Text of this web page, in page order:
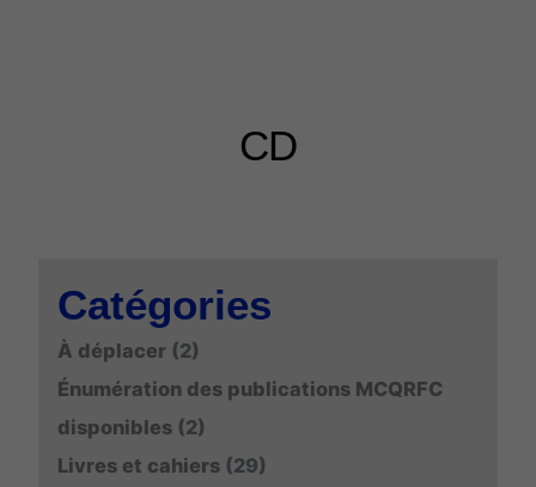
CD
Catégories
À déplacer (2)
Énumération des publications MCQRFC
disponibles (2)
Livres et cahiers (29)